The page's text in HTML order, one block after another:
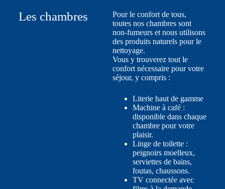
Les chambres
Pour le confort de tous,
toutes nos chambres sont
non-fumeurs et nous utilisons
des produits naturels pour le
nettoyage.
Vous y trouverez tout le
confort nécessaire pour votre
séjour, y compris :
Literie haut de gamme
Machine à café :
disponible dans chaque
chambre pour votre
plaisir.
Linge de toilette :
peignoirs moelleux,
serviettes de bains,
foutas, chaussons.
TV connectée avec